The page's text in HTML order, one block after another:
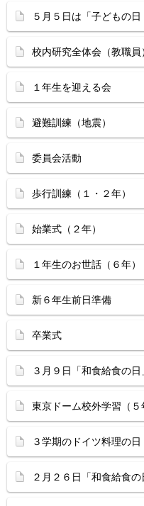
５月５日は「子どもの
校内研究全体会（教職員
１年生を迎える会
避難訓練（地震）
委員会活動
歩行訓練（１・２年）
始業式（２年）
１年生のお世話（６年）
新６年生前日準備
卒業式
３月９日「和食給食の日
東京ドーム校外学習（５
３学期のドイツ料理の
２月２６日「和食給食の